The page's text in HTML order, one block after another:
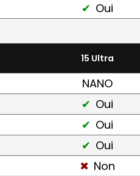
Oui
15 Ultra
NANO
Oui
Oui
Oui
Non